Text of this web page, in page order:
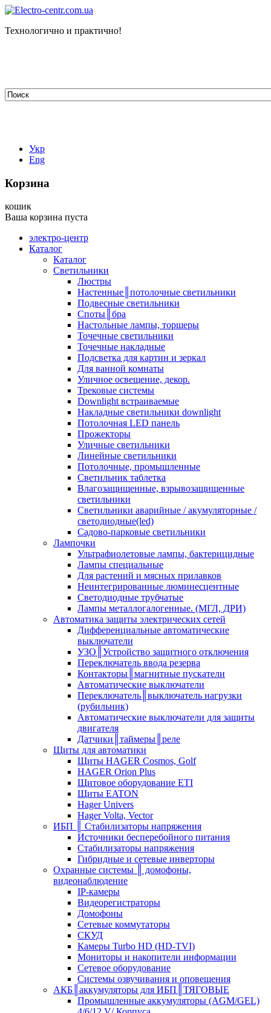
Технологично и практично!
Укр
Eng
Корзина
кошик
Ваша корзина пуста
электро-центр
Каталог
Каталог
Светильники
Люстры
Настенные║потолочные светильники
Подвесные светильники
Споты║бра
Настольные лампы, торшеры
Точечные светильники
Точечные накладные
Подсветка для картин и зеркал
Для ванной комнаты
Уличное освещение, декор.
Трековые системы
Downlight встраиваемые
Накладные светильники downlight
Потолочная LED панель
Прожекторы
Уличные светильники
Линейные светильники
Потолочные, промышленные
Светильник таблетка
Влагозащищенные, взрывозащищенные
светильники
Светильники аварийные / акумуляторные /
светодиодные(led)
Садово-парковые светильники
Лампочки
Ультрафиолетовые лампы, бактерицидные
Лампы специальные
Для растений и мясных прилавков
Неинтегрированные люминесцентные
Светодиодные трубчатые
Лампы металлогалогенные. (МГЛ, ДРИ)
Автоматика защиты электрических сетей
Дифференциальные автоматические
выключатели
УЗО║Устройство защитного отключения
Переключатель ввода резерва
Контакторы║магнитные пускатели
Автоматические выключатели
Переключатель║выключатель нагрузки
(рубильник)
Автоматические выключатели для защиты
двигателя
Датчики║таймеры║реле
Щиты для автоматики
Щиты HAGER Cosmos, Golf
HAGER Orion Plus
Щитовое оборудование ETI
Щиты EATON
Hager Univers
Hager Volta, Vector
ИБП ║ Стабилизаторы напряжения
Источники бесперебойного питания
Стабилизаторы напряжения
Гибридные и сетевые инверторы
Охранные системы ║ домофоны,
видеонаблюдение
IP-камеры
Видеорегистраторы
Домофоны
Сетевые коммутаторы
СКУД
Камеры Turbo HD (HD-TVI)
Мониторы и накопители информации
Сетевое оборудование
Системы озвучивания и оповещения
АКБ║аккумуляторы для ИБП║ТЯГОВЫЕ
Промышленные аккумуляторы (AGM/GEL)